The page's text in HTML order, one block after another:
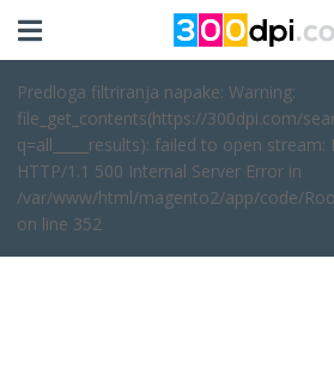
Predloga filtriranja napake: Warning:
file_get_contents(https://300dpi.com/
q=all_____results): failed to open
HTTP/1.1 500 Internal Server Error in
/var/www/html/magento2/app/code/
on line 352